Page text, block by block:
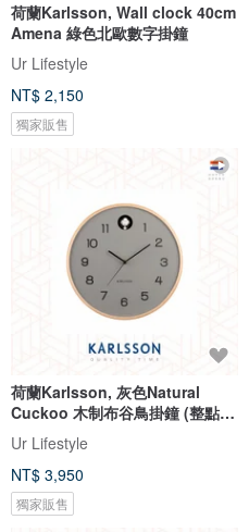
荷蘭Karlsson, Wall clock 40cm
Amena 綠色北歐數字掛鐘
Ur Lifestyle
NT$ 2,150
獨家販售
荷蘭Karlsson, 灰色Natural
Cuckoo 木制布谷鳥掛鐘 (整點報
時)
Ur Lifestyle
NT$ 3,950
獨家販售